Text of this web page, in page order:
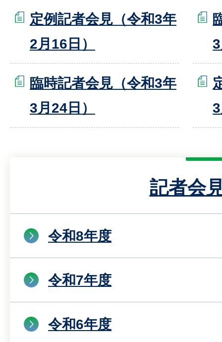
定例記者会見（令和3年
2月16日）
臨時記者会見（令和3年
3月24日）
記者会
令和8年度
令和7年度
令和6年度